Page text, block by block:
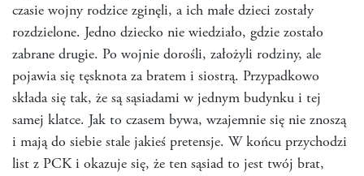
czasie wojny rodzice zginęli, a ich małe dzieci zostały
rozdzielone. Jedno dziecko nie wiedziało, gdzie zostało
zabrane drugie. Po wojnie dorośli, założyli rodziny, ale
pojawia się tęsknota za bratem i siostrą. Przypadkowo
składa się tak, że są sąsiadami w jednym budynku i tej
samej klatce. Jak to czasem bywa, wzajemnie się nie znoszą
i mają do siebie stale jakieś pretensje. W końcu przychodzi
list z PCK i okazuje się, że ten sąsiad to jest twój brat,